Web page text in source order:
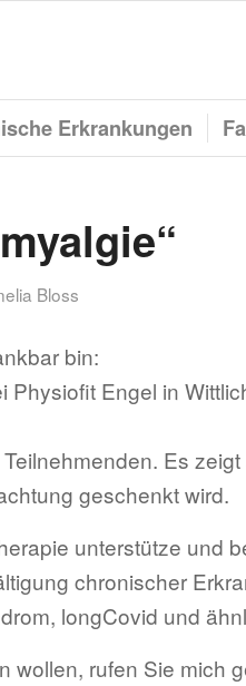
Erkrankungen
Bloss
bin:
Physiofit Engel in
Es
geschenkt wird.
unterstütze und
chronischer
longCovid und
wollen, rufen Sie mich